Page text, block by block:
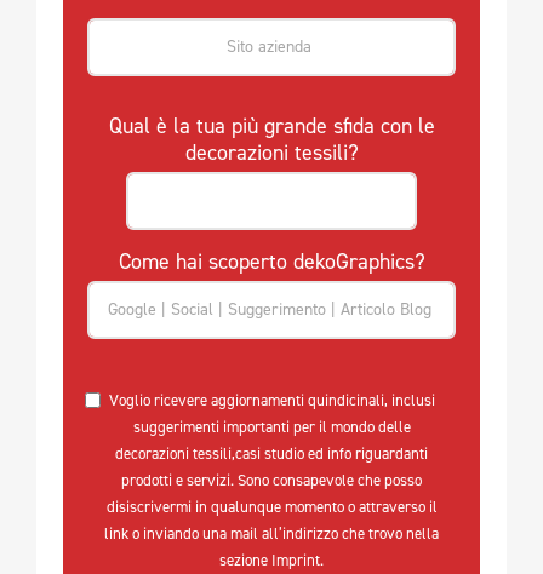
Qual è la tua più grande sfida con le
decorazioni tessili?
Come hai scoperto dekoGraphics?
Voglio ricevere aggiornamenti quindicinali, inclusi
suggerimenti importanti per il mondo delle
decorazioni tessili,casi studio ed info riguardanti
prodotti e servizi. Sono consapevole che posso
disiscrivermi in qualunque momento o attraverso il
link o inviando una mail all’indirizzo che trovo nella
sezione Imprint.